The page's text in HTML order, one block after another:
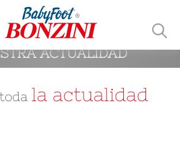
ACTUALIDAD
la actualidad